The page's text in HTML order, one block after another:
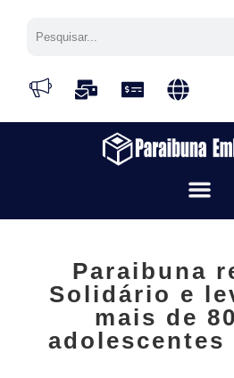
Paraibuna
Solidário e
mais de
adolescentes